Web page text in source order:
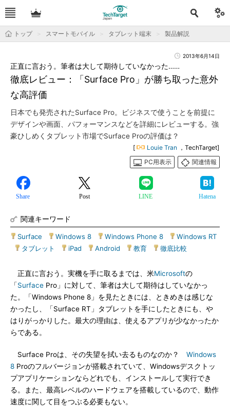
トップ スマートモバイル タブレット端末 製品解説
2013年6月14日
徹底レビュー：「Surface Pro」が勝ち取った意外
な高評価
正直に言おう。筆者は大して期待していなかった……
日本でも発売されたSurface Pro。ビジネスで使うことを前提に
デザインや画面、パフォーマンスなどを詳細にレビューする。強
豪ひしめくタブレット市場でSurface Proの評価は？
[ Louie Tran ，TechTarget]
PC用表示
関連情報
Share Post LINE Hatena
関連キーワード
Surface Windows 8 Windows Phone 8
Windows RT
タブレット iPad Android 教育 徹底比較
正直に言おう。実機を手に取るまでは、米Microsoftの
「Surface Pro」に対して、筆者は大して期待はしていなかっ
た。「Windows Phone 8」を見たときには、ときめきは感じな
かったし、「Surface RT」タブレットを手にしたときにも、や
はりがっかりした。最大の理由は、使えるアプリが少なかったか
らである。
Surface Proは、その失望を拭い去るものなのか？ Windows
8 Proのフルバージョンが搭載されていて、Windowsデスクトッ
プアプリケーションならどれでも、インストールして実行でき
る。また、最高レベルのハードウェアを搭載しているので、動作
速度に関して目をつぶる必要もない。